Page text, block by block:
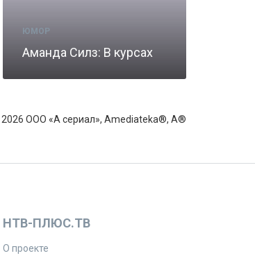
ЮМОР
Аманда Силз: В курсах
ООО «А сериал», Amediateka®, A®
НТВ-ПЛЮС.ТВ
О проекте